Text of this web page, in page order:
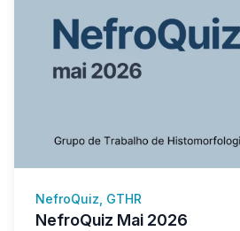
NefroQuiz, GTHR
NefroQuiz Mai 2026